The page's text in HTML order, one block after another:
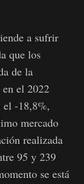
a sufrir
que los
de la
el 2022
el -18,8%,
mercado
realizada
95 y 239
se está